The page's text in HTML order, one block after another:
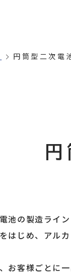
円筒型二次電
池の製造ライ
はじめ、アル
お客様ごとに